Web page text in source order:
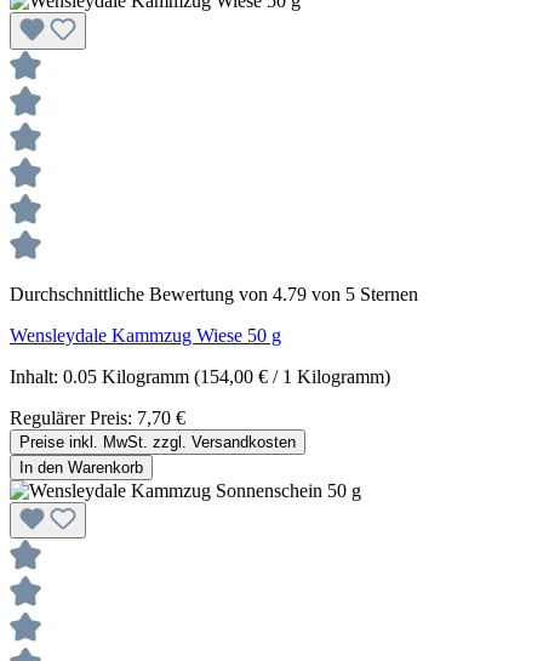
Durchschnittliche Bewertung von 4.79 von 5 Sternen
Wensleydale Kammzug Wiese 50 g
Inhalt: 0.05 Kilogramm (154,00 € / 1 Kilogramm)
Regulärer Preis: 7,70 €
Preise inkl. MwSt. zzgl. Versandkosten
In den Warenkorb